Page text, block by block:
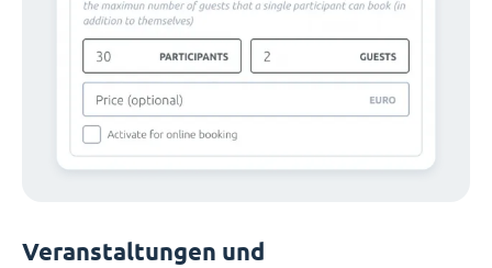
Veranstaltungen und